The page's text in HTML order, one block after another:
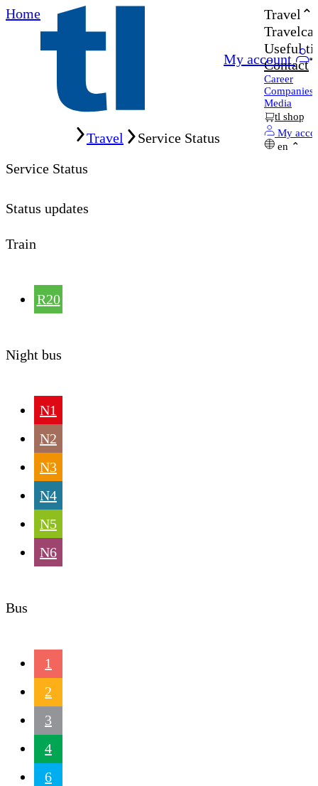
Home
My account
Travel
Useful
Contact
Career
Companies
Media
tl shop
My
en
Travel
Service Status
Service Status
Status updates
Train
R20
Night bus
N1
N2
N3
N4
N5
N6
Bus
1
2
3
4
6